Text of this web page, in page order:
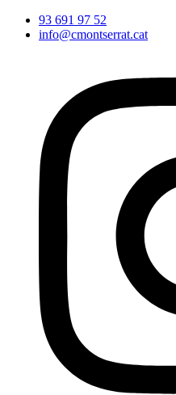
93 691 97 52
info@cmontserrat.cat